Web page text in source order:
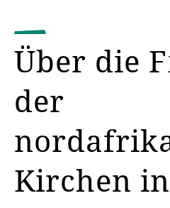
Über die
der
Kirchen in